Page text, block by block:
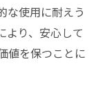
な使用に耐えう
より、安心して
値を保つことに